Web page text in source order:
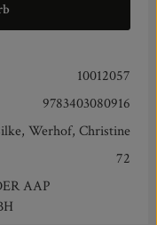
10012057
9783403080916
Werhof, Christine
72
AAP